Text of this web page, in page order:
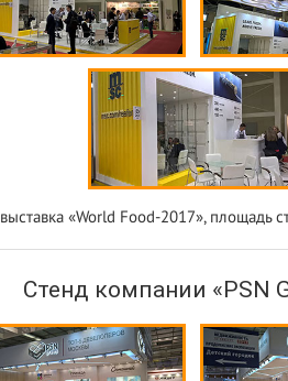
выставка «World Food-2017», площадь
Стенд компании «PSN